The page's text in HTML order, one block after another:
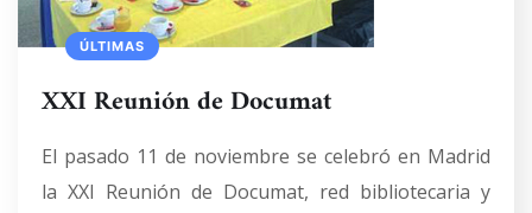
ÚLTIMAS
XXI Reunión de Documat
El pasado 11 de noviembre se celebró en Madrid
la XXI Reunión de Documat, red bibliotecaria y